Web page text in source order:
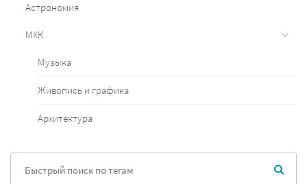
Астрономия
МХК
Музыка
Живопись и графика
Архитектура